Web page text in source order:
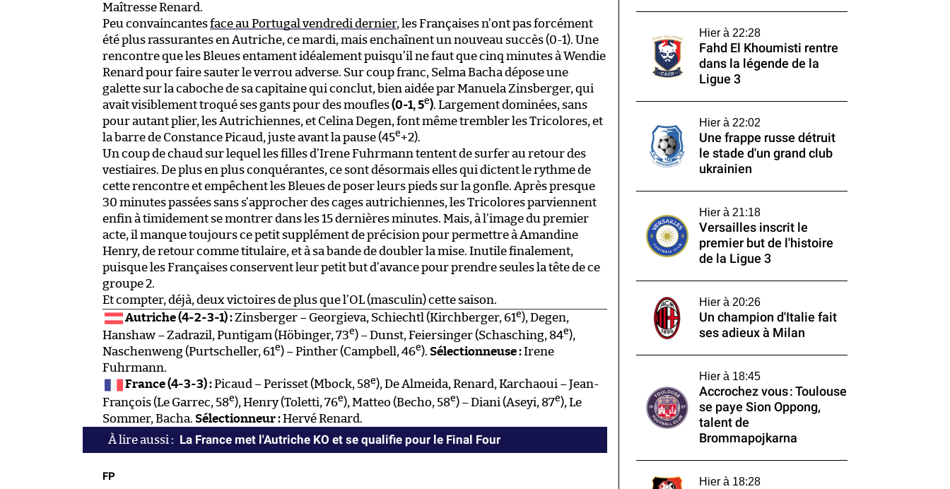
Maîtresse Renard.
Peu convaincantesface au Portugal vendredi dernier, les Françaises n’ont pas forcément
été plus rassurantes en Autriche, ce mardi, mais enchaînent un nouveau succès (0-1). Une
rencontre que les Bleues entament idéalement puisqu’il ne faut que cinq minutes à Wendie
Renard pour faire sauter le verrou adverse. Sur coup franc, Selma Bacha dépose une
galette sur la caboche de sa capitaine qui conclut, bien aidée par Manuela Zinsberger, qui
avait visiblement troqué ses gants pour des moufles(0-1, 5e). Largement dominées, sans
pour autant plier, les Autrichiennes, et Celina Degen, font même trembler les Tricolores, et
la barre de Constance Picaud, juste avant la pause (45e+2).
Un coup de chaud sur lequel les filles d’Irene Fuhrmann tentent de surfer au retour des
vestiaires. De plus en plus conquérantes, ce sont désormais elles qui dictent le rythme de
cette rencontre et empêchent les Bleues de poser leurs pieds sur la gonfle. Après presque
30 minutes passées sans s’approcher des cages autrichiennes, les Tricolores parviennent
enfin à timidement se montrer dans les 15 dernières minutes. Mais, à l’image du premier
acte, il manque toujours ce petit supplément de précision pour permettre à Amandine
Henry, de retour comme titulaire, et à sa bande de doubler la mise. Inutile finalement,
puisque les Françaises conservent leur petit but d’avance pour prendre seules la tête de ce
groupe 2.
Et compter, déjà, deux victoires de plus que l’OL (masculin) cette saison.
Autriche (4-2-3-1) :Zinsberger – Georgieva, Schiechtl (Kirchberger, 61e), Degen,
Hanshaw – Zadrazil, Puntigam (Höbinger, 73e) – Dunst, Feiersinger (Schasching, 84e),
Naschenweng (Purtscheller, 61e) – Pinther (Campbell, 46e). Sélectionneuse :Irene
Fuhrmann.
France (4-3-3) :Picaud – Perisset (Mbock, 58e), De Almeida, Renard, Karchaoui – Jean-
François (Le Garrec, 58e), Henry (Toletti, 76e), Matteo (Becho, 58e) – Diani (Aseyi, 87e), Le
Sommer, Bacha. Sélectionneur :Hervé Renard.
La France met l'Autriche KO et se qualifie pour le Final Four
FP
Hier à 22:28
Fahd El Khoumisti rentre
dans la légende de la
Ligue 3
Hier à 22:02
Une frappe russe détruit
le stade d'un grand club
ukrainien
Hier à 21:18
Versailles inscrit le
premier but de l'histoire
de la Ligue 3
Hier à 20:26
Un champion d'Italie fait
ses adieux à Milan
Hier à 18:45
Accrochez vous : Toulouse
se paye Sion Oppong,
talent de
Brommapojkarna
Hier à 18:28